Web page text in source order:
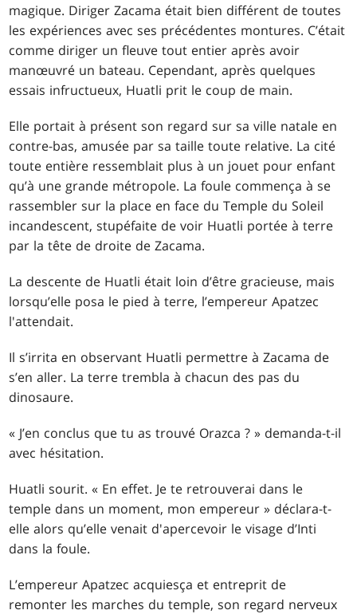
magique. Diriger Zacama était bien différent de toutes
les expériences avec ses précédentes montures. C’était
comme diriger un fleuve tout entier après avoir
manœuvré un bateau. Cependant, après quelques
essais infructueux, Huatli prit le coup de main.
Elle portait à présent son regard sur sa ville natale en
contre-bas, amusée par sa taille toute relative. La cité
toute entière ressemblait plus à un jouet pour enfant
qu’à une grande métropole. La foule commença à se
rassembler sur la place en face du Temple du Soleil
incandescent, stupéfaite de voir Huatli portée à terre
par la tête de droite de Zacama.
La descente de Huatli était loin d’être gracieuse, mais
lorsqu’elle posa le pied à terre, l’empereur Apatzec
l'attendait.
Il s’irrita en observant Huatli permettre à Zacama de
s’en aller. La terre trembla à chacun des pas du
dinosaure.
« J’en conclus que tu as trouvé Orazca ? » demanda-t-il
avec hésitation.
Huatli sourit. « En effet. Je te retrouverai dans le
temple dans un moment, mon empereur » déclara-t-
elle alors qu’elle venait d'apercevoir le visage d’Inti
dans la foule.
L’empereur Apatzec acquiesça et entreprit de
remonter les marches du temple, son regard nerveux